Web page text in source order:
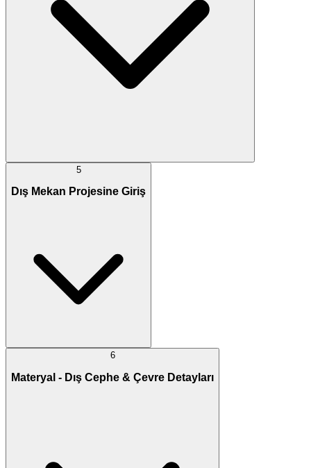
5
Dış Mekan Projesine Giriş
6
Materyal - Dış Cephe & Çevre Detayları